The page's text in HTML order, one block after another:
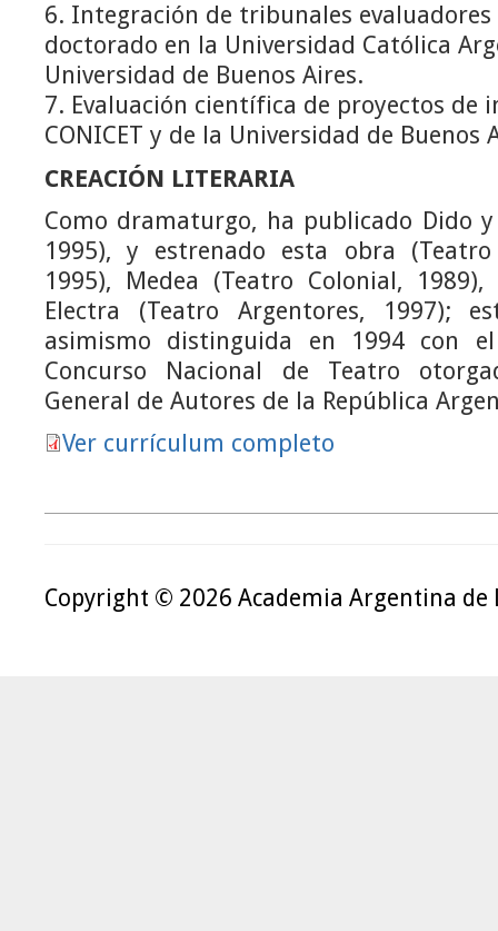
6. Integración de tribunales
doctorado en la Universidad Católica
Universidad de Buenos Aires.
7. Evaluación científica de proyectos de
CONICET y de la Universidad de Buenos
CREACIÓN LITERARIA
Como dramaturgo, ha publicado Dido y
1995), y estrenado esta obra (Teatro
1995), Medea (Teatro Colonial,
Electra (Teatro Argentores, 1997);
asimismo distinguida en 1994 con
Concurso Nacional de Teatro
General de Autores de la República
Ver currículum completo
Copyright © 2026 Academia Argentina de